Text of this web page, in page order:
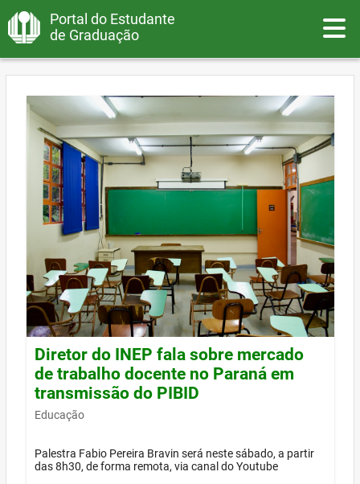
Portal do Estudante
de Graduação
Diretor do INEP fala sobre mercado
de trabalho docente no Paraná em
transmissão do PIBID
Educação
Palestra Fabio Pereira Bravin será neste sábado, a partir
das 8h30, de forma remota, via canal do Youtube